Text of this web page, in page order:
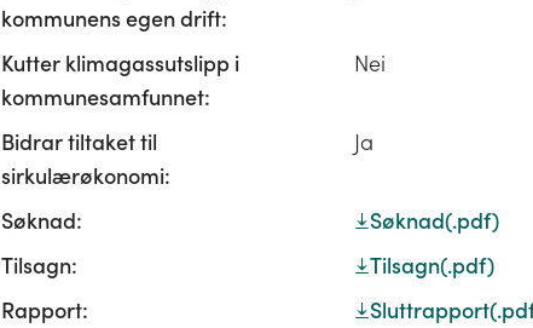
kommunens egen drift:
Kutter klimagassutslipp i
kommunesamfunnet:
Nei
Bidrar tiltaket til
sirkulærøkonomi:
Ja
Søknad: Søknad(.pdf)
Tilsagn:
Tilsagn(.pdf)
Rapport:
Sluttrapport